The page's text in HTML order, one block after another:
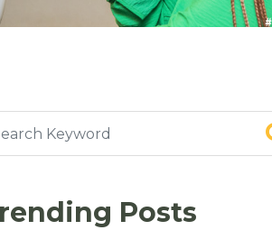
Posts